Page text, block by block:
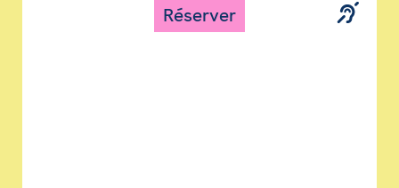
Réserver